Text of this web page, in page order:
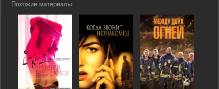
Похожие материалы: